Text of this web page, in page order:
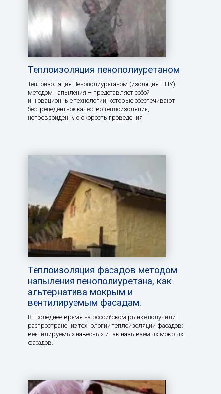
Теплоизоляция пенополиуретаном
Теплоизоляция Пенополиуретаном (изоляция ППУ)
методом напыления – представляет собой
инновационные технологии, которые обеспечивают
беспрецедентное качество теплоизоляции,
непревзойденную скорость проведения
Теплоизоляция фасадов методом
напыления пенополиуретана, как
альтернатива мокрым и
вентилируемым фасадам.
В последнее время на российском рынке получили
распространение технологии теплоизоляции фасадов:
вентилируемых навесных и так называемых мокрых
фасадов.